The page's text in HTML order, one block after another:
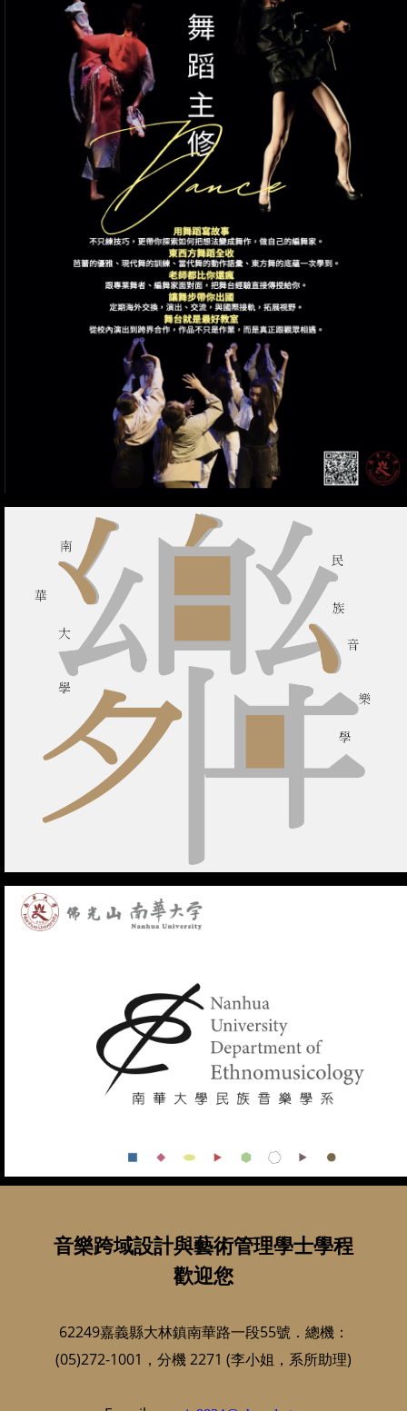
音樂跨域設計與藝術管理學士學程
歡迎您
62249嘉義縣大林鎮南華路一段55號．總機：
(05)272-1001，分機 2271 (李小姐，系所助理)